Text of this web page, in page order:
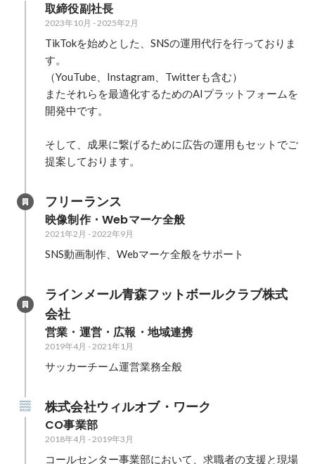
取締役副社長
2023年10月 -2025年2月
TikTokを始めとした、SNSの運用代行を行っておりま
す。
（YouTube、Instagram、Twitterも含む）
またそれらを最適化するためのAIプラットフォームを
開発中です。
そして、成果に繋げるために広告の運用もセットでご
提案しております。
フリーランス
映像制作・Webマーケ全般
2021年2月 -2022年9月
SNS動画制作、Webマーケ全般をサポート
ラインメール青森フットボールクラブ株式
会社
営業・運営・広報・地域連携
2019年4月 -2021年1月
サッカーチーム運営業務全般
株式会社ウィルオブ・ワーク
CO事業部
2018年4月 -2019年3月
コールセンター事業部において、求職者の支援と現場